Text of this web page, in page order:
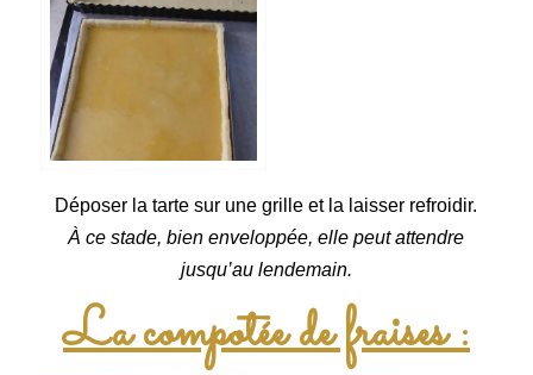
Déposer la tarte sur une grille et la laisser refroidir.
À ce stade, bien enveloppée, elle peut attendre
jusqu’au lendemain.
La compotée de fraises :